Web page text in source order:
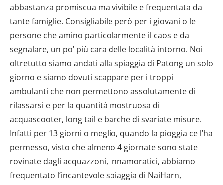
abbastanza promiscua ma vivibile e frequentata da
tante famiglie. Consigliabile però per i giovani o le
persone che amino particolarmente il caos e da
segnalare, un po’ più cara delle località intorno. Noi
oltretutto siamo andati alla spiaggia di Patong un solo
giorno e siamo dovuti scappare per i troppi
ambulanti che non permettono assolutamente di
rilassarsi e per la quantità mostruosa di
acquascooter, long tail e barche di svariate misure.
Infatti per 13 giorni o meglio, quando la pioggia ce l’ha
permesso, visto che almeno 4 giornate sono state
rovinate dagli acquazzoni, innamoratici, abbiamo
frequentato l’incantevole spiaggia di NaiHarn,